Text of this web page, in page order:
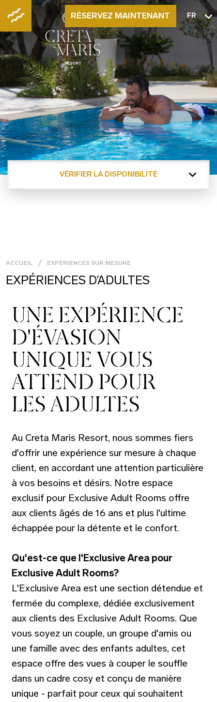
RÉSERVEZ MAINTENANT FR
VÉRIFIER LA DISPONIBILITÉ
ACCUEIL EXPÉRIENCES SUR MESURE
EXPÉRIENCES D’ADULTES
UNE EXPÉRIENCE
D'ÉVASION
UNIQUE VOUS
ATTEND POUR
LES ADULTES
Au Creta Maris Resort, nous sommes fiers
d'offrir une expérience sur mesure à chaque
client, en accordant une attention particulière
à vos besoins et désirs. Notre espace
exclusif pour Exclusive Adult Rooms offre
aux clients âgés de 16 ans et plus l'ultime
échappée pour la détente et le confort.
Qu'est-ce que l'Exclusive Area pour
Exclusive Adult Rooms?
L'Exclusive Area est une section détendue et
fermée du complexe, dédiée exclusivement
aux clients des Exclusive Adult Rooms. Que
vous soyez un couple, un groupe d'amis ou
une famille avec des enfants adultes, cet
espace offre des vues à couper le souffle
dans un cadre cosy et conçu de manière
unique - parfait pour ceux qui souhaitent